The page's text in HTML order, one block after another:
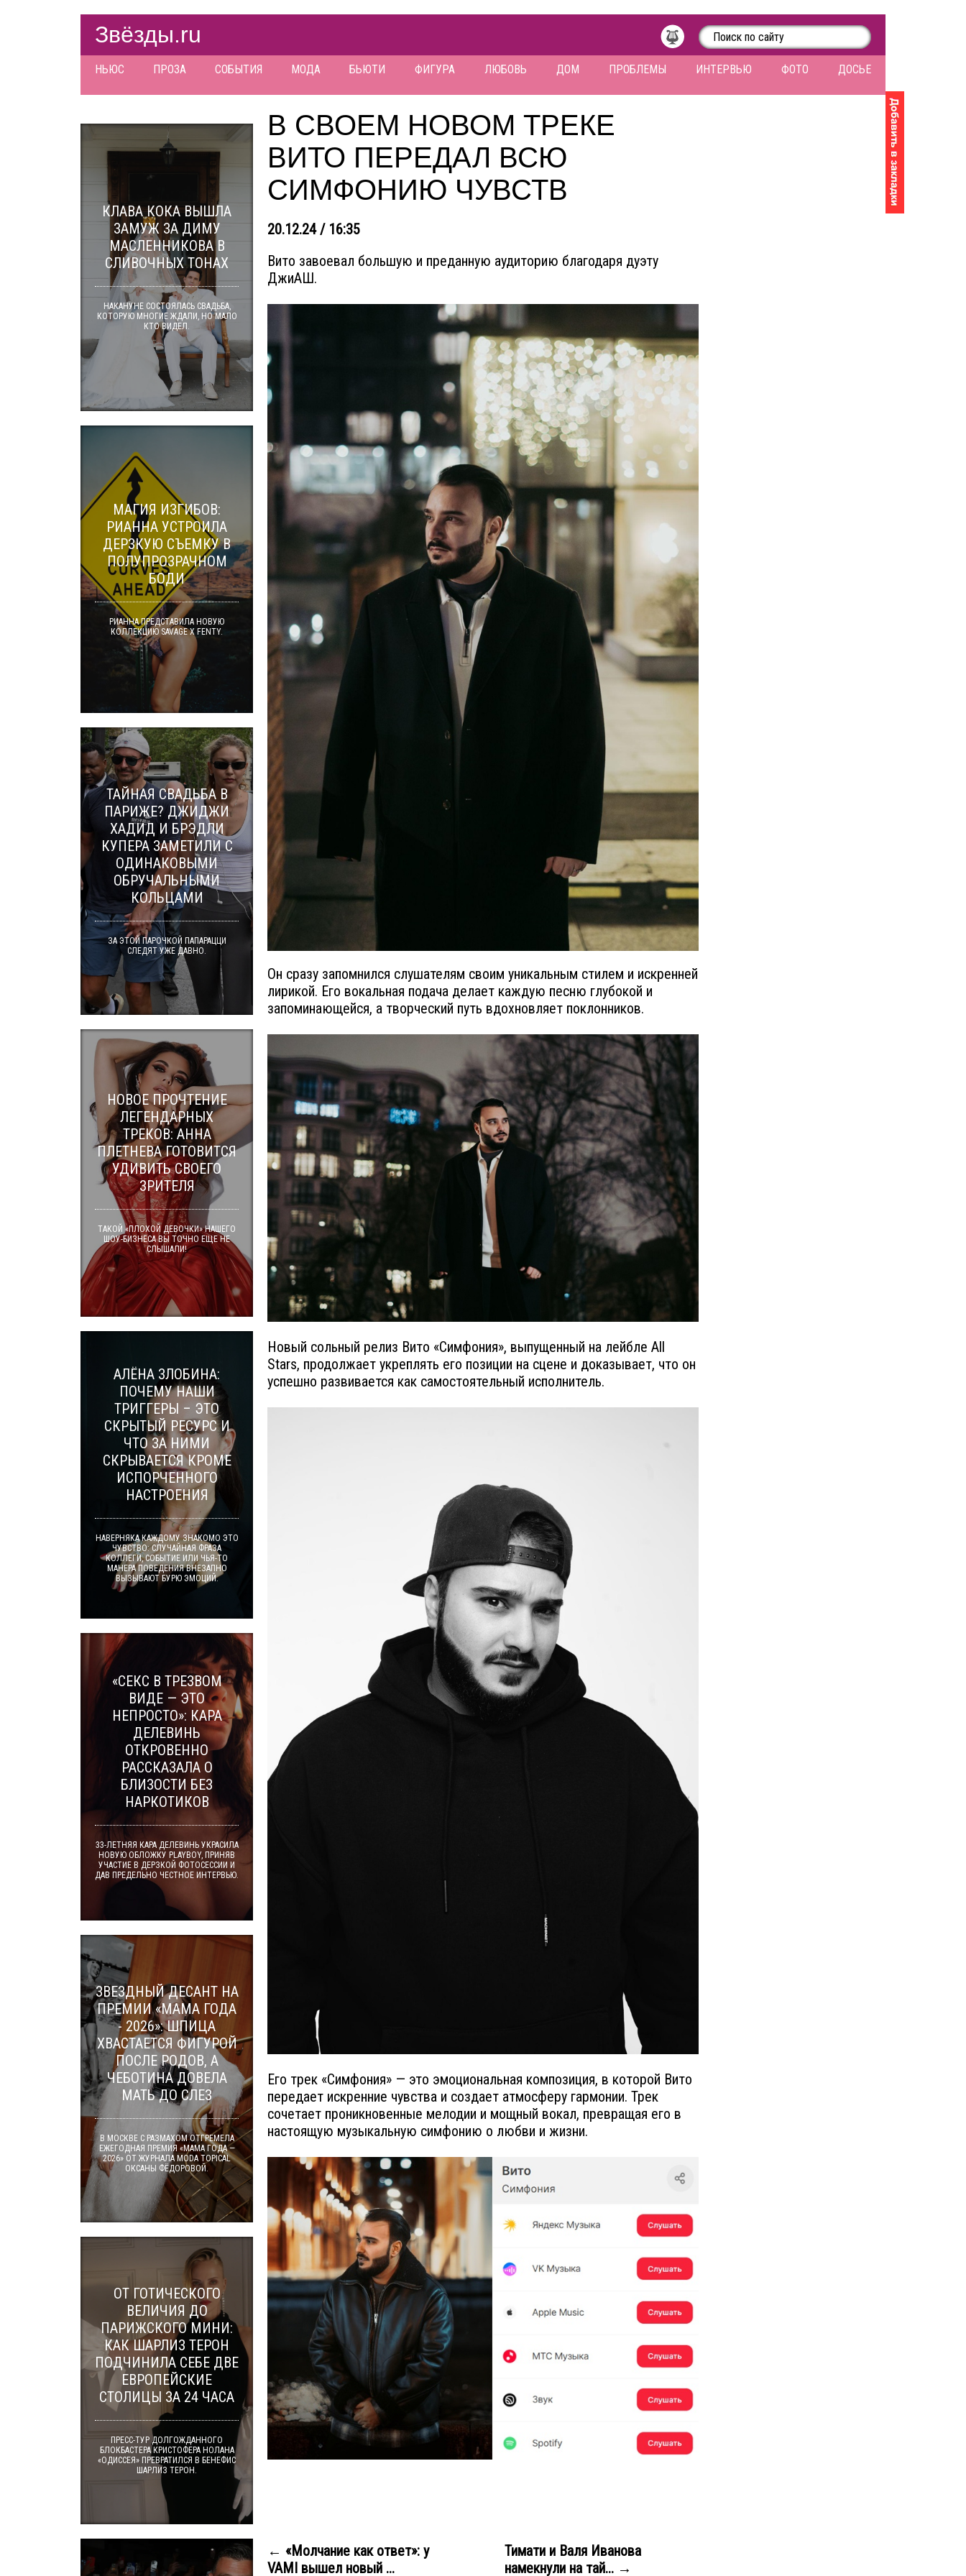
Звёзды.ru
НЬЮС ПРОЗА СОБЫТИЯ МОДА БЬЮТИ ФИГУРА ЛЮБОВЬ ДОМ ПРОБЛЕМЫ ИНТЕРВЬЮ ФОТО ДОСЬЕ
В СВОЕМ НОВОМ ТРЕКЕ
ВИТО ПЕРЕДАЛ ВСЮ
СИМФОНИЮ ЧУВСТВ
20.12.24 / 16:35
Вито завоевал большую и преданную аудиторию благодаря дуэту
ДжиАШ.
Он сразу запомнился слушателям своим уникальным стилем и искренней
лирикой. Его вокальная подача делает каждую песню глубокой и
запоминающейся, а творческий путь вдохновляет поклонников.
Новый сольный релиз Вито «Симфония», выпущенный на лейбле All
Stars, продолжает укреплять его позиции на сцене и доказывает, что он
успешно развивается как самостоятельный исполнитель.
Его трек «Симфония» — это эмоциональная композиция, в которой Вито
передает искренние чувства и создает атмосферу гармонии. Трек
сочетает проникновенные мелодии и мощный вокал, превращая его в
настоящую музыкальную симфонию о любви и жизни.
← «Молчание как ответ»: у
VAMI вышел новый ...
Тимати и Валя Иванова
намекнули на тай... →
КЛАВА КОКА ВЫШЛА
ЗАМУЖ ЗА ДИМУ
МАСЛЕННИКОВА В
СЛИВОЧНЫХ ТОНАХ
НАКАНУНЕ СОСТОЯЛАСЬ СВАДЬБА,
КОТОРУЮ МНОГИЕ ЖДАЛИ, НО МАЛО
КТО ВИДЕЛ.
МАГИЯ ИЗГИБОВ:
РИАННА УСТРОИЛА
ДЕРЗКУЮ СЪЕМКУ В
ПОЛУПРОЗРАЧНОМ
БОДИ
РИАННА ПРЕДСТАВИЛА НОВУЮ
КОЛЛЕКЦИЮ SAVAGE X FENTY.
ТАЙНАЯ СВАДЬБА В
ПАРИЖЕ? ДЖИДЖИ
ХАДИД И БРЭДЛИ
КУПЕРА ЗАМЕТИЛИ С
ОДИНАКОВЫМИ
ОБРУЧАЛЬНЫМИ
КОЛЬЦАМИ
ЗА ЭТОЙ ПАРОЧКОЙ ПАПАРАЦЦИ
СЛЕДЯТ УЖЕ ДАВНО.
НОВОЕ ПРОЧТЕНИЕ
ЛЕГЕНДАРНЫХ
ТРЕКОВ: АННА
ПЛЕТНЕВА ГОТОВИТСЯ
УДИВИТЬ СВОЕГО
ЗРИТЕЛЯ
ТАКОЙ «ПЛОХОЙ ДЕВОЧКИ» НАШЕГО
ШОУ-БИЗНЕСА ВЫ ТОЧНО ЕЩЕ НЕ
СЛЫШАЛИ!
АЛЁНА ЗЛОБИНА:
ПОЧЕМУ НАШИ
ТРИГГЕРЫ – ЭТО
СКРЫТЫЙ РЕСУРС И
ЧТО ЗА НИМИ
СКРЫВАЕТСЯ КРОМЕ
ИСПОРЧЕННОГО
НАСТРОЕНИЯ
НАВЕРНЯКА КАЖДОМУ ЗНАКОМО ЭТО
ЧУВСТВО: СЛУЧАЙНАЯ ФРАЗА
КОЛЛЕГИ, СОБЫТИЕ ИЛИ ЧЬЯ-ТО
МАНЕРА ПОВЕДЕНИЯ ВНЕЗАПНО
ВЫЗЫВАЮТ БУРЮ ЭМОЦИЙ.
«СЕКС В ТРЕЗВОМ
ВИДЕ — ЭТО
НЕПРОСТО»: КАРА
ДЕЛЕВИНЬ
ОТКРОВЕННО
РАССКАЗАЛА О
БЛИЗОСТИ БЕЗ
НАРКОТИКОВ
33-ЛЕТНЯЯ КАРА ДЕЛЕВИНЬ УКРАСИЛА
НОВУЮ ОБЛОЖКУ PLAYBOY, ПРИНЯВ
УЧАСТИЕ В ДЕРЗКОЙ ФОТОСЕССИИ И
ДАВ ПРЕДЕЛЬНО ЧЕСТНОЕ ИНТЕРВЬЮ.
ЗВЕЗДНЫЙ ДЕСАНТ НА
ПРЕМИИ «МАМА ГОДА
- 2026»: ШПИЦА
ХВАСТАЕТСЯ ФИГУРОЙ
ПОСЛЕ РОДОВ, А
ЧЕБОТИНА ДОВЕЛА
МАТЬ ДО СЛЕЗ
В МОСКВЕ С РАЗМАХОМ ОТГРЕМЕЛА
ЕЖЕГОДНАЯ ПРЕМИЯ «МАМА ГОДА —
2026» ОТ ЖУРНАЛА MODA TOPICAL
ОКСАНЫ ФЁДОРОВОЙ.
ОТ ГОТИЧЕСКОГО
ВЕЛИЧИЯ ДО
ПАРИЖСКОГО МИНИ:
КАК ШАРЛИЗ ТЕРОН
ПОДЧИНИЛА СЕБЕ ДВЕ
ЕВРОПЕЙСКИЕ
СТОЛИЦЫ ЗА 24 ЧАСА
ПРЕСС-ТУР ДОЛГОЖДАННОГО
БЛОКБАСТЕРА КРИСТОФЕРА НОЛАНА
«ОДИССЕЯ» ПРЕВРАТИЛСЯ В БЕНЕФИС
ШАРЛИЗ ТЕРОН.